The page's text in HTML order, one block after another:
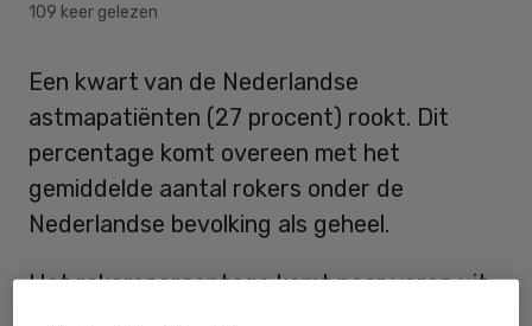
109 keer gelezen
Een kwart van de Nederlandse
astmapatiënten (27 procent) rookt. Dit
percentage komt overeen met het
gemiddelde aantal rokers onder de
Nederlandse bevolking als geheel.
Het rokerspercentage komt naar voren uit